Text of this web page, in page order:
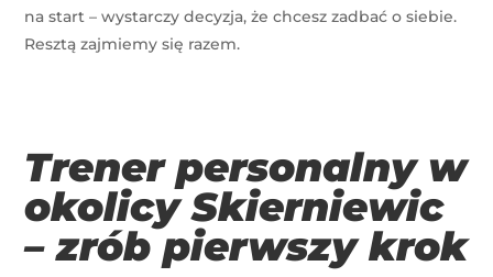
na start – wystarczy decyzja, że chcesz zadbać o siebie.
Resztą zajmiemy się razem.
Trener personalny w
okolicy Skierniewic
– zrób pierwszy krok